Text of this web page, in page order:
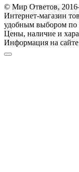
© Мир Ответов,
Интернет-магазин
удобным выбором по
Цены, наличие и
Информация на